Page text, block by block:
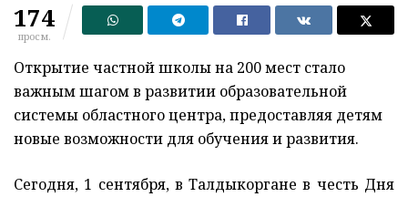
174
просм.
Открытие частной школы на 200 мест стало
важным шагом в развитии образовательной
системы областного центра, предоставляя детям
новые возможности для обучения и развития.
Сегодня, 1 сентября, в Талдыкоргане в честь Дня